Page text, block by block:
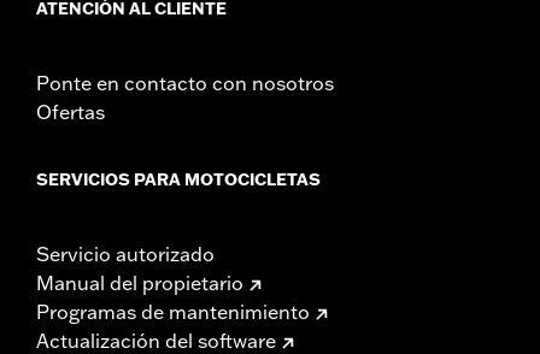
ATENCIÓN AL CLIENTE
Ponte en contacto con nosotros
Ofertas
SERVICIOS PARA MOTOCICLETAS
Servicio autorizado
Manual del propietario
Programas de mantenimiento
Actualización del software